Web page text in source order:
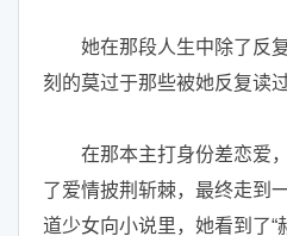
她在那段人生中除了反复
刻的莫过于那些被她反复读过
在那本主打身份差恋爱，
了爱情披荆斩棘，最终走到
道少女向小说里，她看到了“